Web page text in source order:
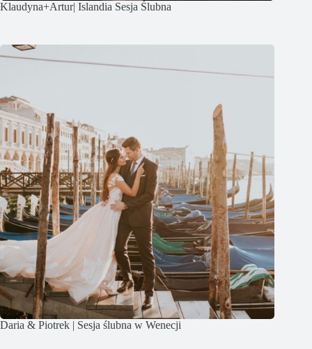
Klaudyna+Artur| Islandia Sesja Ślubna
Daria & Piotrek | Sesja ślubna w Wenecji